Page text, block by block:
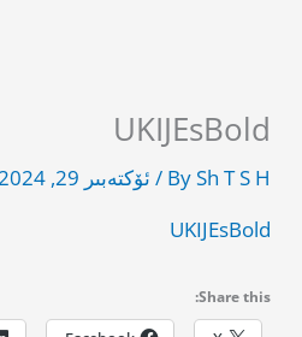
UKIJEsBold
BySh T S H
/ ئۆكتەبىر 29, 2024
UKIJEsBold
Share this: